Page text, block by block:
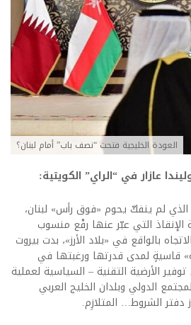
العودة الخليجية فتحت “نصف باب” أمام لبنان؟
عازار في “الراي” الكويتية:
الذي لم ينفكّ يحوم «فوق رأس» لبنان،
الإنقاذ التي عبّر عنها رفْع منسوب
بالواقع في «بلاد الأرز»، بدت بيروت
قاسيةٍ لمدى قدرتها ورغبتها في
الأرضية التقنية – السياسية لعملية
الدولي وبلدان الخليج العربي
دفتر الشروط… المتلازِم.